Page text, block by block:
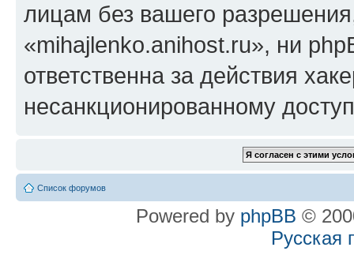
лицам без вашего
«mihajlenko.anihost.ru», ни
ответственна за действия
несанкционированному
Список форумов
Powered by phpBB ©
Русская